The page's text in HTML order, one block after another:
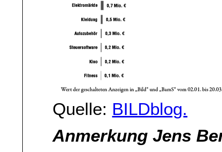
Quelle: BILDblog.
Anmerkung Jens